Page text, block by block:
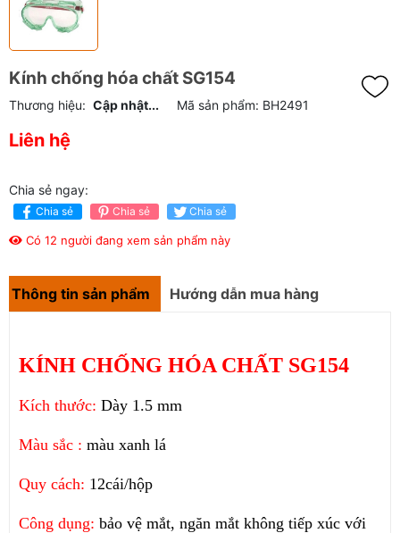
Kính chống hóa chất SG154
Thương hiệu: Cập nhật... Mã sản phẩm: BH2491
Liên hệ
Chia sẻ ngay:
Chia sẻ Chia sẻ Chia sẻ
Có 12 người đang xem sản phẩm này
Thông tin sản phẩm Hướng dẫn mua hàng
KÍNH CHỐNG HÓA CHẤT SG154
Kích thước: Dày 1.5 mm
Màu sắc : màu xanh lá
Quy cách: 12cái/hộp
Công dụng: bảo vệ mắt, ngăn mắt không tiếp xúc với